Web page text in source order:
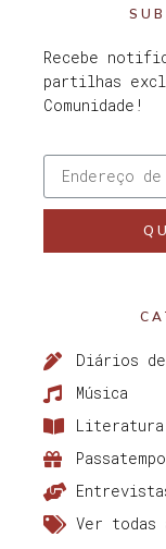
Recebe
partilhas
Comunidade!
Diários
Música
Literatura
Ver todas